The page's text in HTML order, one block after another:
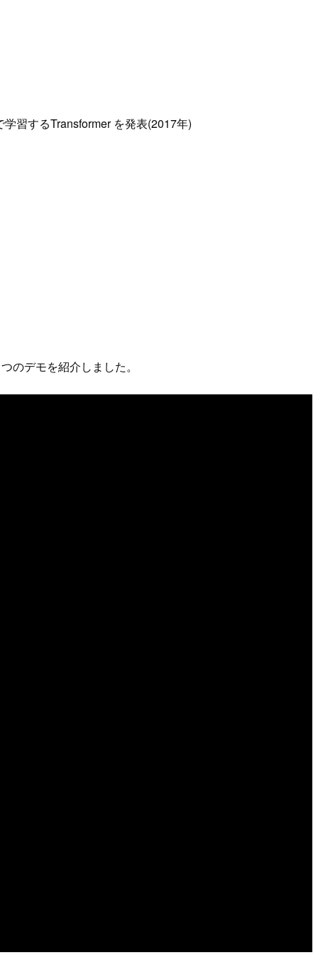
習するTransformer を発表(2017年)
のデモを紹介しました。